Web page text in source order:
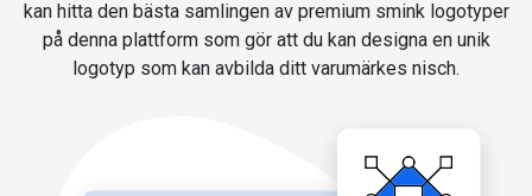
kan hitta den bästa samlingen av premium smink logotyper
på denna plattform som gör att du kan designa en unik
logotyp som kan avbilda ditt varumärkes nisch.